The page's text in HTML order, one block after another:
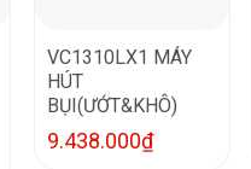
VC1310LX1 MÁY
HÚT
BỤI(ƯỚT&KHÔ)
9.438.000₫